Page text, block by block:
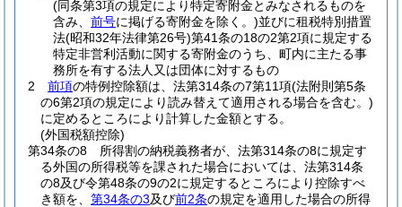
(同条第3項の規定により特定寄附金とみなされるものを
含み、 前号に掲げる寄附金を除く。)並びに租税特別措置
法(昭和32年法律第26号)第41条の18の2第2項に規定する
特定非営利活動に関する寄附金のうち、町内に主たる事
務所を有する法人又は団体に対するもの
2
前項の特例控除額は、法第314条の7第11項(法附則第5条
の6第2項の規定により読み替えて適用される場合を含む。)
に定めるところにより計算した金額とする。
(外国税額控除)
第34条の8
所得割の納税義務者が、法第314条の8に規定す
る外国の所得税等を課された場合においては、法第314条
の8及び令第48条の9の2に規定するところにより控除すべ
き額を、 第34条の3及び前2条の規定を適用した場合の所得